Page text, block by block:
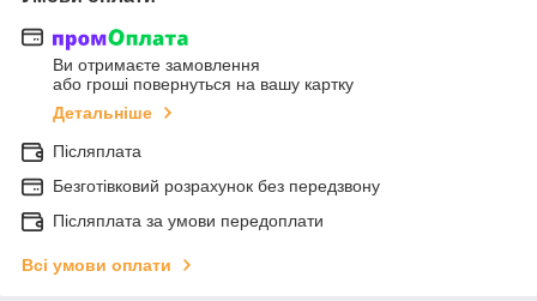
Ви отримаєте замовлення
або гроші повернуться на вашу картку
Детальніше
Післяплата
Безготівковий розрахунок без передзвону
Післяплата за умови передоплати
Всі умови оплати